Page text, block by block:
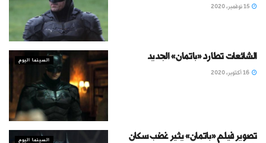
السينما اليوم الشائعات تطارد «باتمان» الجديد
السينما اليوم
تصوير فيلم «باتمان» يثير غضب سكان